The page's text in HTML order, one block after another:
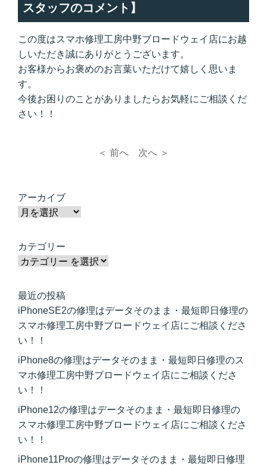
スタッフのコメント】
この度はスマホ修理工房中野ブロードウェイ店にお越
しいただき誠にありがとうございます。
お客様からお褒めのお言葉いただけて嬉しく思いま
す。
今後お困りのことがありましたらお気軽にご相談くだ
さい！！
＜ 前へ 次へ ＞
アーカイブ
カテゴリー
最近の投稿
iPhoneSE2の修理はデータそのまま・最短即日修理の
スマホ修理工房中野ブロードウェイ店にご相談くださ
い！！
iPhone8の修理はデータそのまま・最短即日修理のス
マホ修理工房中野ブロードウェイ店にご相談くださ
い！！
iPhone12の修理はデータそのまま・最短即日修理の
スマホ修理工房中野ブロードウェイ店にご相談くださ
い！！
iPhone11Proの修理はデータそのまま・最短即日修理